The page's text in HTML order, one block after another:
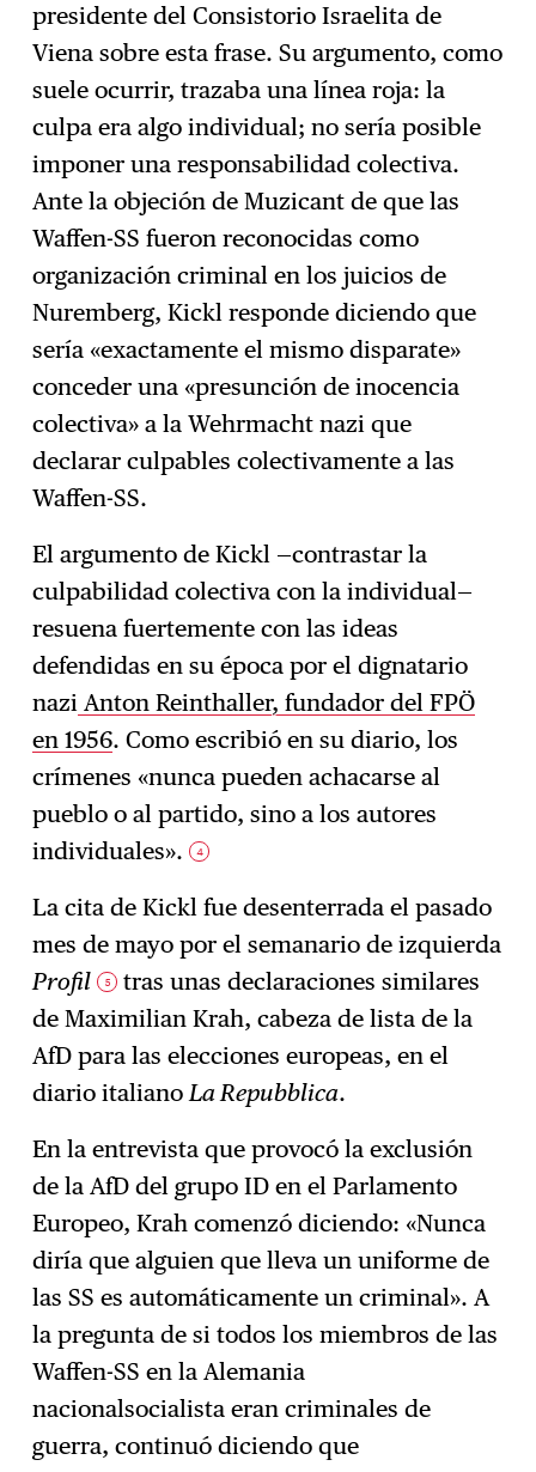
presidente del Consistorio Israelita de
Viena sobre esta frase. Su argumento, como
suele ocurrir, trazaba una línea roja: la
culpa era algo individual; no sería posible
imponer una responsabilidad colectiva.
Ante la objeción de Muzicant de que las
Waffen-SS fueron reconocidas como
organización criminal en los juicios de
Nuremberg, Kickl responde diciendo que
sería «exactamente el mismo disparate»
conceder una «presunción de inocencia
colectiva» a la Wehrmacht nazi que
declarar culpables colectivamente a las
Waffen-SS.
El argumento de Kickl —contrastar la
culpabilidad colectiva con la individual—
resuena fuertemente con las ideas
defendidas en su época por el dignatario
nazi Anton Reinthaller, fundador del FPÖ
en 1956. Como escribió en su diario, los
crímenes «nunca pueden achacarse al
pueblo o al partido, sino a los autores
individuales». 4
La cita de Kickl fue desenterrada el pasado
mes de mayo por el semanario de izquierda
Profil
5
tras unas declaraciones similares
de Maximilian Krah, cabeza de lista de la
AfD para las elecciones europeas, en el
diario italianoLa Repubblica.
En la entrevista que provocó la exclusión
de la AfD del grupo ID en el Parlamento
Europeo, Krah comenzó diciendo: «Nunca
diría que alguien que lleva un uniforme de
las SS es automáticamente un criminal». A
la pregunta de si todos los miembros de las
Waffen-SS en la Alemania
nacionalsocialista eran criminales de
guerra, continuó diciendo que